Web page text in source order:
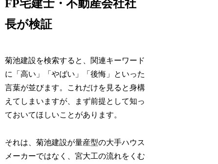
FP宅建士・不動産会社社
長が検証
菊池建設を検索すると、関連キーワード
に「高い」「やばい」「後悔」といった
言葉が並びます。これだけを見ると身構
えてしまいますが、まず前提として知っ
ておいてほしいことがあります。
それは、菊池建設が量産型の大手ハウス
メーカーではなく、宮大工の流れをくむ